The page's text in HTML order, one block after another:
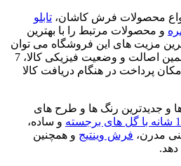
محصولات فرش کاشان، تابلو
و محصولات مرتبط را با بهترین
مزیت های این فروشگاه می توان
به ارسال سریع و رایگان، تضمین اصالت و وضعیت فیزیکی کالا، 7
پرداخت در هنگام دریافت کالا
و جدیدترین رنگ ها و طرح های
و ساده،
مدرن، فرش وینتیج و همچنین